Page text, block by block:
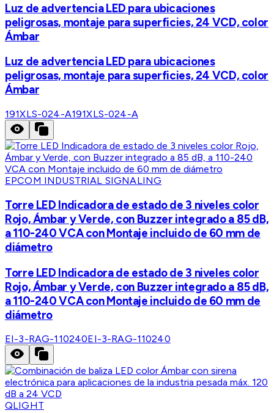
Luz de advertencia LED para ubicaciones
peligrosas, montaje para superficies, 24 VCD, color
Ámbar
Luz de advertencia LED para ubicaciones
peligrosas, montaje para superficies, 24 VCD, color
Ámbar
191XLS-024-A191XLS-024-A
EPCOM INDUSTRIAL SIGNALING
Torre LED Indicadora de estado de 3 niveles color
Rojo, Ámbar y Verde, con Buzzer integrado a 85 dB,
a 110-240 VCA con Montaje incluido de 60 mm de
diámetro
Torre LED Indicadora de estado de 3 niveles color
Rojo, Ámbar y Verde, con Buzzer integrado a 85 dB,
a 110-240 VCA con Montaje incluido de 60 mm de
diámetro
EI-3-RAG-110240EI-3-RAG-110240
QLIGHT